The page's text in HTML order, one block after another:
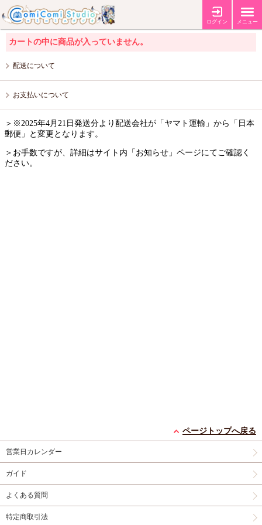
ログイン メニュー
カートの中
カートの中に商品が入っていません。
配送について
お支払いについて
ページトップへ戻る
営業日カレンダー
ガイド
よくある質問
特定商取引法